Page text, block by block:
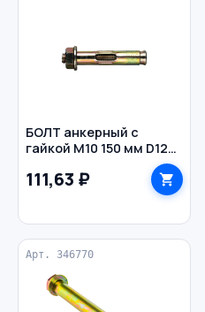
БОЛТ анкерный с
гайкой M10 150 мм D12
111,63 ₽
Арт. 346770